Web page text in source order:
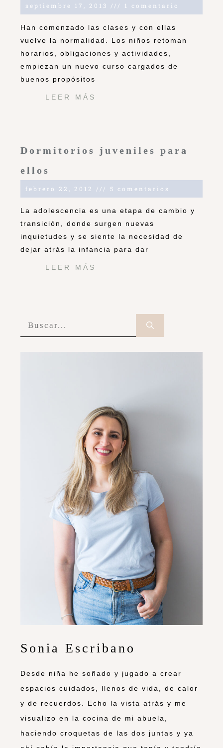
septiembre 17, 2013 1 comentario
Han comenzado las clases y con ellas
vuelve la normalidad. Los niños retoman
horarios, obligaciones y actividades,
empiezan un nuevo curso cargados de
buenos propósitos
LEER MÁS
Dormitorios juveniles para
ellos
febrero 22, 2012 5 comentarios
La adolescencia es una etapa de cambio y
transición, donde surgen nuevas
inquietudes y se siente la necesidad de
dejar atrás la infancia para dar
LEER MÁS
Sonia Escribano
Desde niña he soñado y jugado a crear
espacios cuidados, llenos de vida, de calor
y de recuerdos. Echo la vista atrás y me
visualizo en la cocina de mi abuela,
haciendo croquetas de las dos juntas y ya